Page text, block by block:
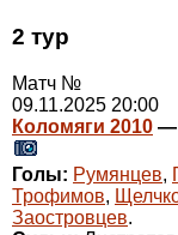
2 тур
Матч №
09.11.2025 20:00
Коломяги 2010 —
Голы: Румянцев,
Трофимов,
Заостровцев.